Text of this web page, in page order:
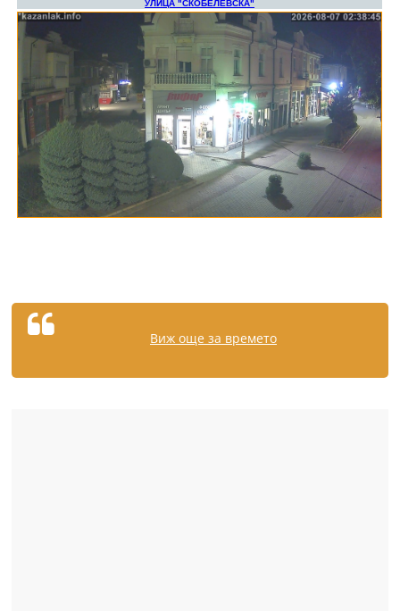
Виж още за времето